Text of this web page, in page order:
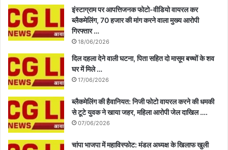
इंस्टाग्राम पर आपत्तिजनक फोटो-वीडियो वायरल कर
ब्लैकमेलिंग, 70 हजार की मांग करने वाला मुख्य आरोपी
गिरफ्तार …
18/06/2026
दिल दहला देने वाली घटना, पिता सहित दो मासूम बच्चों के शव
घर में मिले …
17/06/2026
ब्लैकमेलिंग की हैवानियत: निजी फोटो वायरल करने की धमकी
से टूटे युवक ने खाया जहर, महिला आरोपी जेल दाखिल ….
07/06/2026
चांपा भाजपा में महाविस्फोट: मंडल अध्यक्ष के खिलाफ खुली